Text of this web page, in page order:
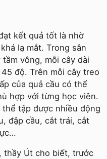
kết quả tốt là nhờ
lạ mắt. Trong sân
vông, mỗi cây dài
độ. Trên mỗi cây treo
của quả cầu có thể
hợp với từng học viên.
tập được nhiều động
đập cầu, cắt trái, cắt
thầy Út cho biết, trước